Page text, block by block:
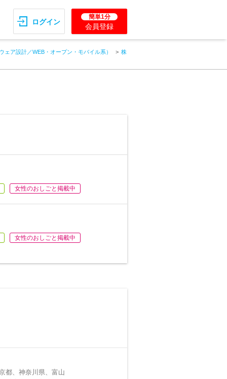
ログイン
簡単1分
会員登録
ェア設計／WEB・オープン・モバイル系） 株
女性のおしごと掲載中
女性のおしごと掲載中
都、神奈川県、富山